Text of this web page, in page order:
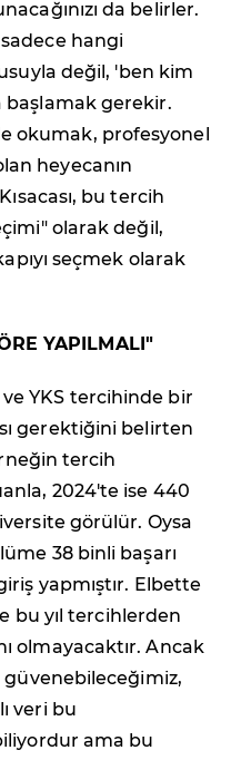
da belirler.
hangi
değil, 'ben kim
başlamak gerekir.
okumak, profesyonel
heyecanın
bu tercih
olarak değil,
seçmek olarak
YAPILMALI"
YKS tercihinde bir
gerektiğini belirten
tercih
2024'te ise 440
görülür. Oysa
38 binli başarı
yapmıştır. Elbette
bu yıl tercihlerden
olmayacaktır. Ancak
veri bu
ama bu